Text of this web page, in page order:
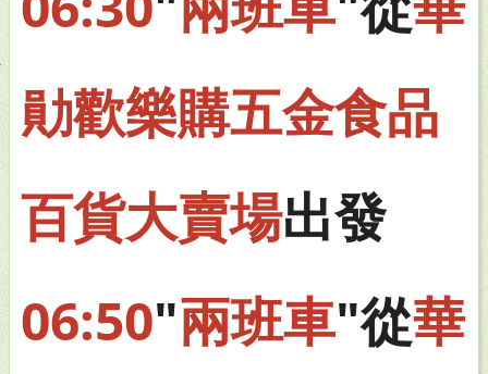
勛歡樂購五金食品
百貨大賣場出發
06:50"兩班車"從華